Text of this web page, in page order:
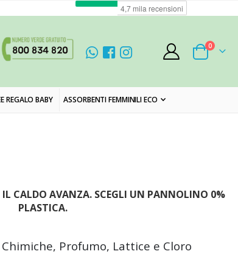
Cart
0elementi
REGALO BABY ASSORBENTI FEMMINILI ECO
CALDO AVANZA. SCEGLI UN PANNOLINO 0%
PLASTICA.
Chimiche, Profumo, Lattice e Cloro